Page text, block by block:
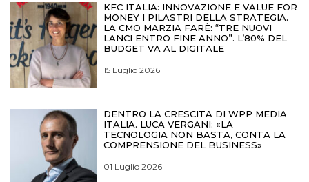
KFC ITALIA: INNOVAZIONE E VALUE FOR
MONEY I PILASTRI DELLA STRATEGIA.
LA CMO MARZIA FARÈ: “TRE NUOVI
LANCI ENTRO FINE ANNO”. L’80% DEL
BUDGET VA AL DIGITALE
15 Luglio 2026
DENTRO LA CRESCITA DI WPP MEDIA
ITALIA. LUCA VERGANI: «LA
TECNOLOGIA NON BASTA, CONTA LA
COMPRENSIONE DEL BUSINESS»
01 Luglio 2026